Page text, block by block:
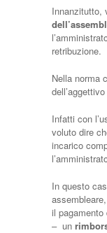
Innanzitutto,
retribuzione.
Nella norma
Infatti con
voluto dire
incarico
In questo
il
– un